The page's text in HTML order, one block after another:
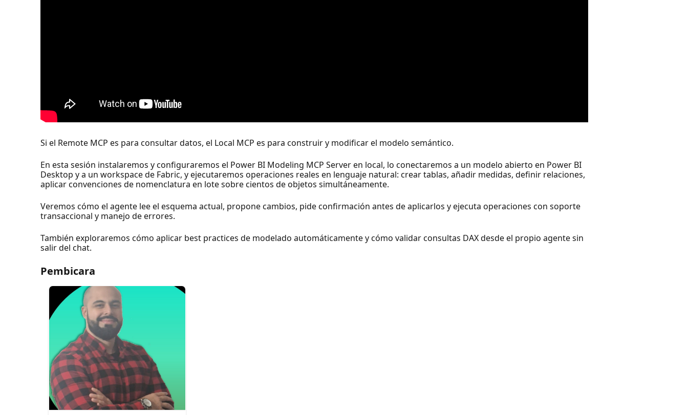
Si el Remote MCP es para consultar datos, el Local MCP es para construir y modificar el modelo semántico.
En esta sesión instalaremos y configuraremos el Power BI Modeling MCP Server en local, lo conectaremos a un modelo abierto en Power BI
Desktop y a un workspace de Fabric, y ejecutaremos operaciones reales en lenguaje natural: crear tablas, añadir medidas, definir relaciones,
aplicar convenciones de nomenclatura en lote sobre cientos de objetos simultáneamente.
Veremos cómo el agente lee el esquema actual, propone cambios, pide confirmación antes de aplicarlos y ejecuta operaciones con soporte
transaccional y manejo de errores.
También exploraremos cómo aplicar best practices de modelado automáticamente y cómo validar consultas DAX desde el propio agente sin
salir del chat.
Pembicara